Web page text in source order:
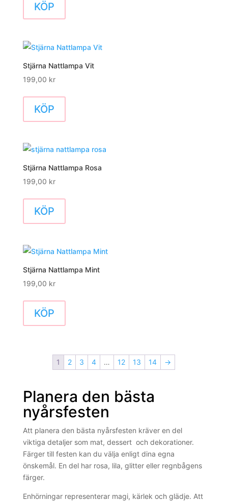
KÖP
Stjärna Nattlampa Vit
199,00 kr
KÖP
Stjärna Nattlampa Rosa
199,00 kr
KÖP
Stjärna Nattlampa Mint
199,00 kr
KÖP
1 2 3 4 … 12 13 14 →
Planera den bästa
nyårsfesten
Att planera den bästa nyårsfesten kräver en del
viktiga detaljer som mat, dessert och dekorationer.
Färger till festen kan du välja enligt dina egna
önskemål. En del har rosa, lila, glitter eller regnbågens
färger.
Enhörningar representerar magi, kärlek och glädje. Att